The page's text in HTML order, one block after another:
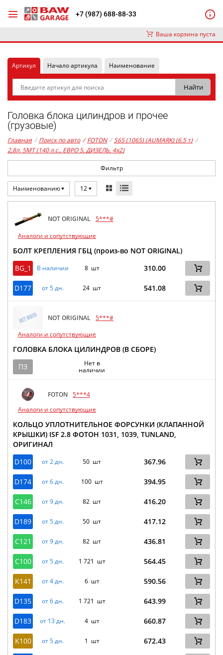
+7 (987) 688-88-33
Ваша корзина пуста
Артикул Начало артикула Наименование
Головка блока цилиндров и прочее
(грузовые)
Главная / Поиск по авто / FOTON / S65 (1065) (AUMARK) (6.5 т) /
2,8л. 5MT (140 л.с., ЕВРО 5, ДИЗЕЛЬ, 4x2)
Фильтр
Наименованию 12
NOT ORIGINAL 5***#
Аналоги и сопутствующие
БОЛТ КРЕПЛЕНИЯ ГБЦ (произ-во NOT ORIGINAL)
BG_1
В наличии 8 шт 310.00
D177 от 5 дн. 24 шт 541.08
NOT ORIGINAL 5***#
Аналоги и сопутствующие
ГОЛОВКА БЛОКА ЦИЛИНДРОВ (В СБОРЕ)
ПЗ
Нет в
наличии
FOTON 5***4
Аналоги и сопутствующие
КОЛЬЦО УПЛОТНИТЕЛЬНОЕ ФОРСУНКИ (КЛАПАННОЙ
КРЫШКИ) ISF 2.8 ФОТОН 1031, 1039, TUNLAND,
ОРИГИНАЛ
D100
от 2 дн. 50 шт 367.96
D174 от 6 дн. 100 шт 394.95
C146 от 9 дн. 82 шт 416.20
D189 от 5 дн. 50 шт 417.12
C121 от 9 дн. 82 шт 436.81
C100 от 5 дн. 1 721 шт 564.45
K141 от 4 дн. 6 шт 590.56
D135 от 6 дн. 1 721 шт 643.99
D183 от 13 дн. 4 шт 660.87
K100 от 5 дн. 1 шт 672.43